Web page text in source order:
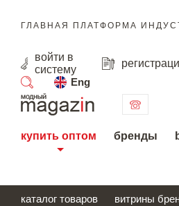
ГЛАВНАЯ ПЛАТФОРМА
войти в
систему
Eng
поиск
купить оптом бренды
каталог товаров витрины